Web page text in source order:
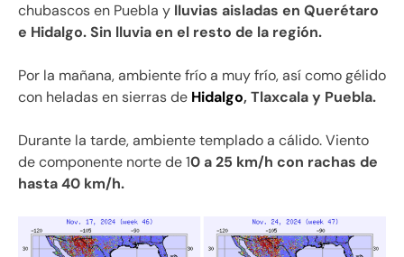
chubascos en Puebla y lluvias aisladas en Querétaro
e Hidalgo. Sin lluvia en el resto de la región.
Por la mañana, ambiente frío a muy frío, así como gélido
con heladas en sierras de Hidalgo, Tlaxcala y Puebla.
Durante la tarde, ambiente templado a cálido. Viento
de componente norte de 10 a 25 km/h con rachas de
hasta 40 km/h.